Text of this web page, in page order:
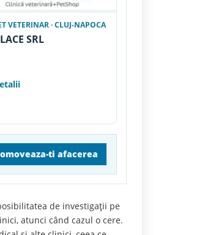
VETERINAR · CLUJ-NAPOCA
SRL
ti afacerea
de investigații pe
atunci când cazul o cere.